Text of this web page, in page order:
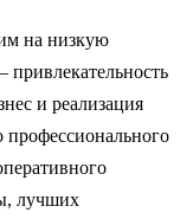
на низкую
привлекательность
и реализация
профессионального
лучших